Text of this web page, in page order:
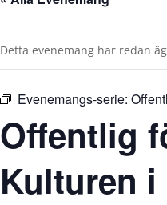
Detta evenemang har redan
Evenemangs-serie:
Offentlig
Kulturen